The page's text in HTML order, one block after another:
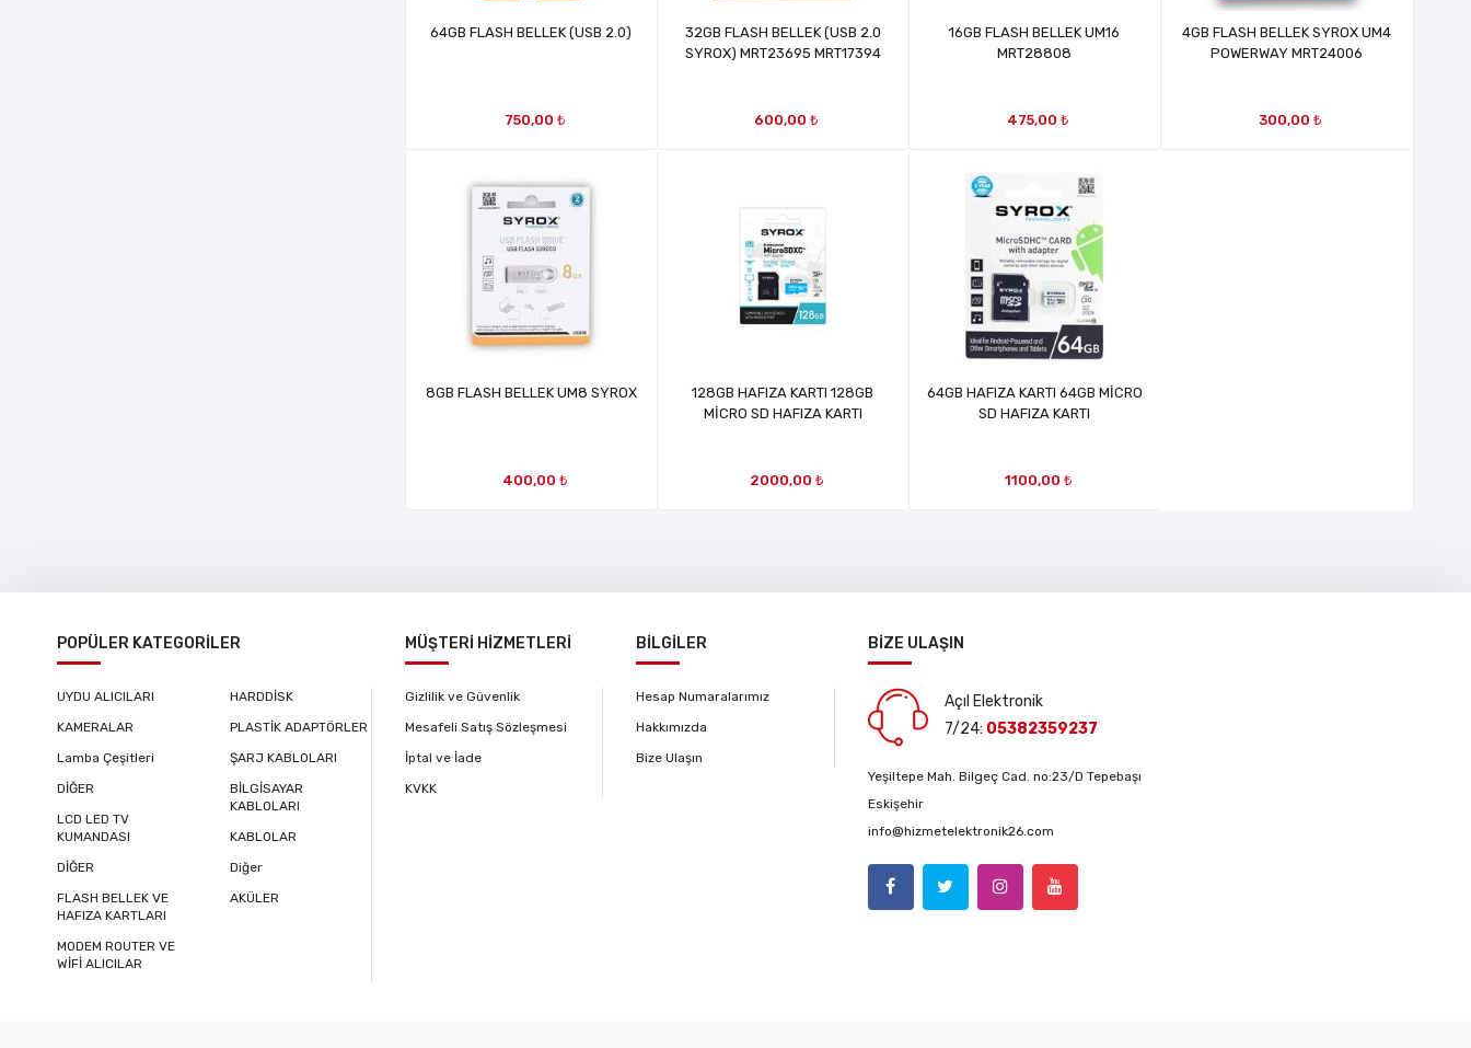
64GB FLASH BELLEK (USB 2.0)
750,00 ₺
32GB FLASH BELLEK (USB 2.0
SYROX) MRT23695 MRT17394
600,00 ₺
16GB FLASH BELLEK UM16
MRT28808
475,00 ₺
4GB FLASH BELLEK SYROX UM4
POWERWAY MRT24006
300,00 ₺
8GB FLASH BELLEK UM8 SYROX
400,00 ₺
128GB HAFIZA KARTI 128GB
MİCRO SD HAFIZA KARTI
2000,00 ₺
64GB HAFIZA KARTI 64GB MİCRO
SD HAFIZA KARTI
1100,00 ₺
POPÜLER KATEGORİLER
UYDU ALICILARI
KAMERALAR
Lamba Çeşitleri
DİĞER
LCD LED TV
KUMANDASI
DİĞER
FLASH BELLEK VE
HAFIZA KARTLARI
MODEM ROUTER VE
WİFİ ALICILAR
HARDDİSK
PLASTİK ADAPTÖRLER
ŞARJ KABLOLARI
BİLGİSAYAR
KABLOLARI
KABLOLAR
Diğer
AKÜLER
MÜŞTERİ HİZMETLERİ
Gizlilik ve Güvenlik
Mesafeli Satış Sözleşmesi
İptal ve İade
KVKK
BİLGİLER
Hesap Numaralarımız
Hakkımızda
Bize Ulaşın
BİZE ULAŞIN
Açıl Elektronik
7/24: 05382359237
Yeşiltepe Mah. Bilgeç Cad. no:23/D Tepebaşı
Eskişehir
info@hizmetelektronik26.com